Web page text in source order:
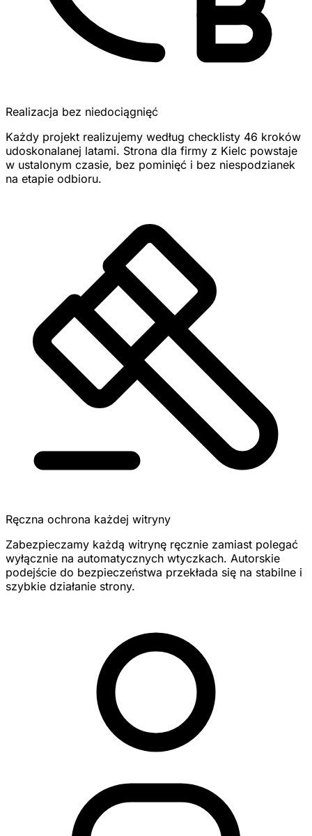
Realizacja bez niedociągnięć
Każdy projekt realizujemy według checklisty 46 kroków
udoskonalanej latami. Strona dla firmy z Kielc powstaje
w ustalonym czasie, bez pominięć i bez niespodzianek
na etapie odbioru.
Ręczna ochrona każdej witryny
Zabezpieczamy każdą witrynę ręcznie zamiast polegać
wyłącznie na automatycznych wtyczkach. Autorskie
podejście do bezpieczeństwa przekłada się na stabilne i
szybkie działanie strony.